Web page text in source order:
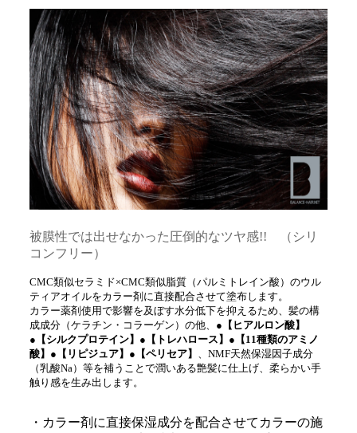
被膜性では出せなかった圧倒的なツヤ感!! （シリ
コンフリー）
CMC類似セラミド×CMC類似脂質（パルミトレイン酸）のウル
ティアオイルをカラー剤に直接配合させて塗布します。
カラー薬剤使用で影響を及ぼす水分低下を抑えるため、髪の構
成成分（ケラチン・コラーゲン）の他、 ●【ヒアルロン酸】
● 【シルクプロテイン】 ●【トレハロース】 ●【11種類のアミノ
酸】●【リピジュア】●【ペリセア】
、NMF天然保湿因子成分
（乳酸Na）等を補うことで潤いある艶髪に仕上げ、柔らかい手
触り感を生み出します。
・カラー剤に直接保湿成分を配合させてカラーの施